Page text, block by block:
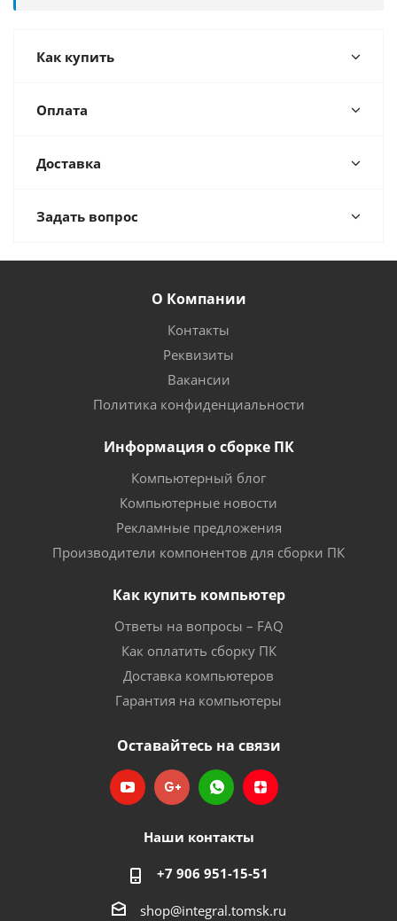
Как купить
Оплата
Доставка
Задать вопрос
О Компании
Контакты
Реквизиты
Вакансии
Политика конфиденциальности
Информация о сборке ПК
Компьютерный блог
Компьютерные новости
Рекламные предложения
Производители компонентов для сборки ПК
Как купить компьютер
Ответы на вопросы – FAQ
Как оплатить сборку ПК
Доставка компьютеров
Гарантия на компьютеры
Оставайтесь на связи
Наши контакты
+7 906 951-15-51
shop@integral.tomsk.ru